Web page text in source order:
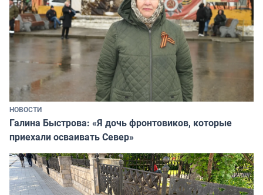
НОВОСТИ
Галина Быстрова: «Я дочь фронтовиков, которые
приехали осваивать Север»